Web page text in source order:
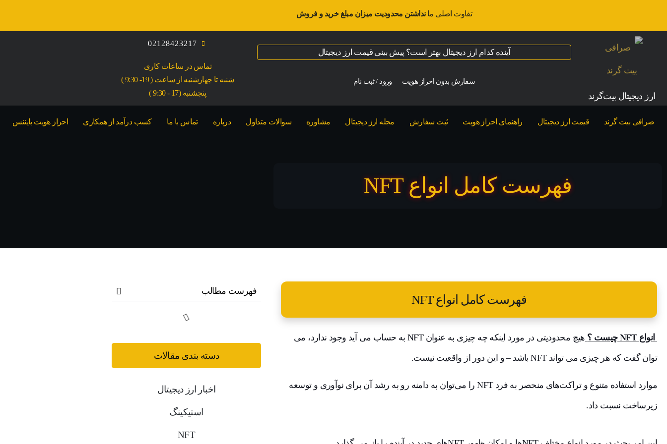
تفاوت اصلی مانداشتن محدودیت میزان مبلغ خرید و فروش
ارز‌ دیجیتال بیت‌گرند
آینده کدام ارز دیجیتال بهتر است؟ پیش بینی قیمت ارز دیجیتال
سفارش بدون احراز هویت ورود / ثبت نام
02128423217
تماس در ساعات کاری
شنبه تا چهارشنبه از ساعت ( 19- 9:30 )
پنجشنبه (17 - 9:30 )
صرافی بیت گرند قیمت ارز دیجیتال راهنمای احراز هویت ثبت سفارش مجله ارز دیجیتال مشاوره سوالات متداول درباره تماس با ما کسب درآمد از همکاری احراز هویت بایننس
فهرست کامل انواع NFT
فهرست کامل انواع NFT
انواع NFT چیست ؟ هیچ محدودیتی در مورد اینکه چه چیزی به عنوان NFT به حساب می آید وجود ندارد، می
توان گفت که هر چیزی می تواند NFT باشد – و این دور از واقعیت نیست.
موارد استفاده متنوع و تراکت‌های منحصر به فرد NFT را می‌توان به دامنه رو به رشد آن برای نوآوری و توسعه
زیرساخت نسبت داد.
فهرست مطالب
دسته بندی مقالات
اخبار ارز دیجیتال
استیکینگ
NFT